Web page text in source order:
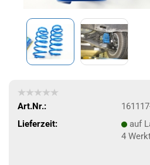
Art.Nr.:
Lieferzeit:
auf
4